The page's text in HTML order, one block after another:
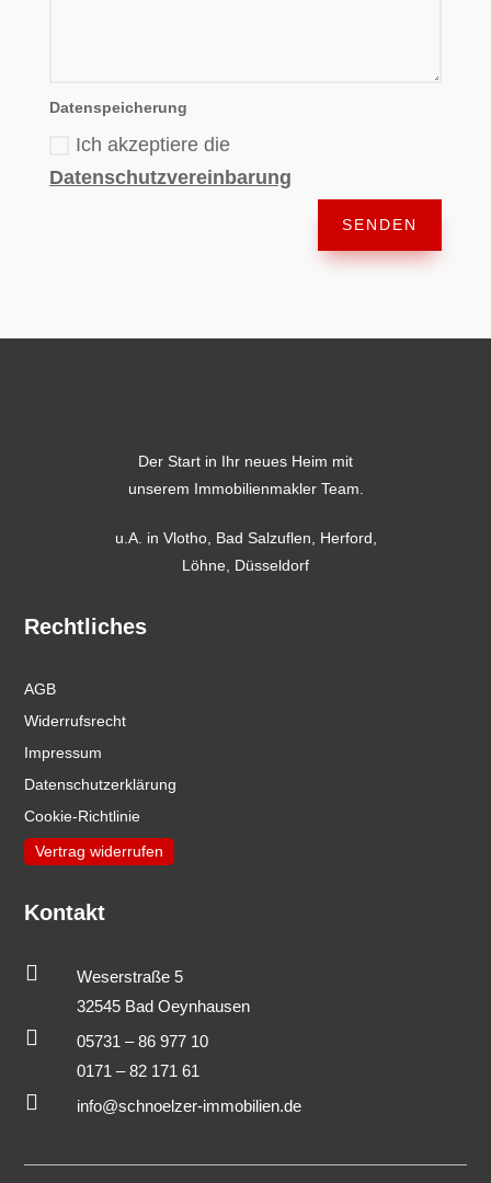
Datenspeicherung
Ich akzeptiere die
Datenschutzvereinbarung
SENDEN
Der Start in Ihr neues Heim mit
unserem Immobilienmakler Team.
u.A. in Vlotho, Bad Salzuflen, Herford,
Löhne, Düsseldorf
Rechtliches
AGB
Widerrufsrecht
Impressum
Datenschutzerklärung
Cookie-Richtlinie
Vertrag widerrufen
Kontakt

Weserstraße 5
32545 Bad Oeynhausen

05731 – 86 977 10
0171 – 82 171 61
 info@schnoelzer-immobilien.de